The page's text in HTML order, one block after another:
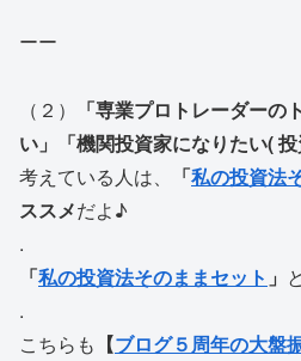
ーー
（２）
「専業プロトレーダーの
い」「機関投資家になりたい( 投
考えている人は、
「私の投資法
ススメだよ♪
.
「私の投資法そのままセット 」
.
こちらも 【ブログ５周年の大盤